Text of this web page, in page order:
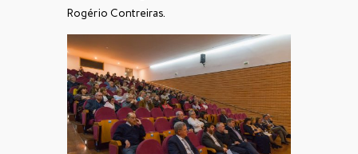
Rogério Contreiras.